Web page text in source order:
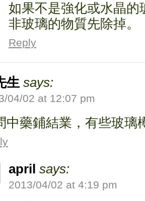
如果不是強化或水晶
非玻璃的物質先除掉。
Reply
生 says:
04/02 at 12:07 pm
中藥鋪結業，有些玻璃
april says:
2013/04/02 at 4:19 pm